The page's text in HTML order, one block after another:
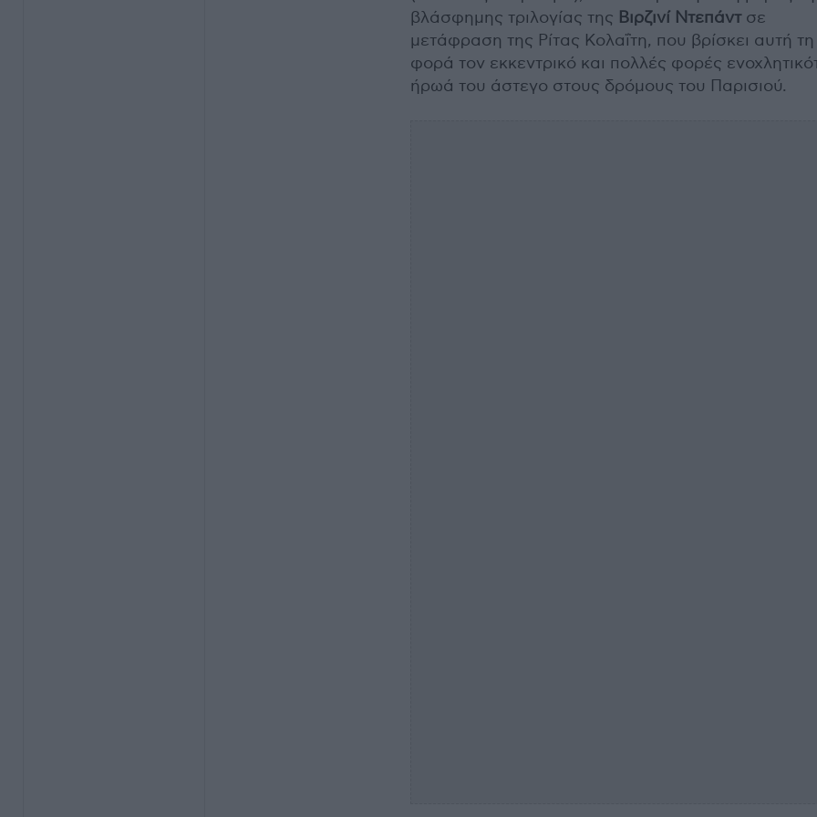
βλάσφημης τριλογίας της Βιρζινί Ντεπάντσε
μετάφραση της Ρίτας Κολαΐτη, που βρίσκει αυτή τη
φορά τον εκκεντρικό και πολλές φορές
ήρωά του άστεγο στους δρόμους του Παρισιού.